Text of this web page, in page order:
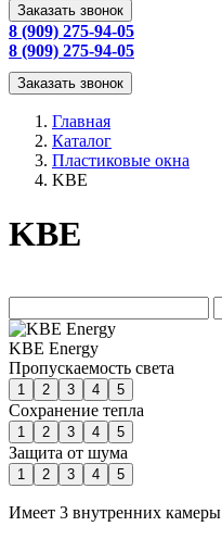
Заказать звонок
8 (909) 275-94-05
8 (909) 275-94-05
Заказать звонок
Главная
Каталог
Пластиковые окна
KBE
KBE
KBE Energy
Пропускаемость света
1 2 3 4 5
Сохранение тепла
1 2 3 4 5
Защита от шума
1 2 3 4 5
Имеет 3 внутренних камеры